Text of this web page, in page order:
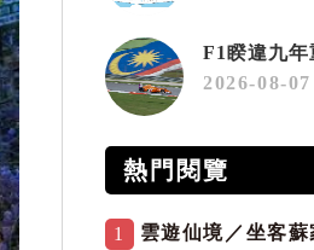
2026-08-07
熱門閱覽
1
雲遊仙境／坐客